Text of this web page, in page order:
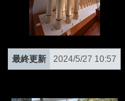
最終更新 2024/5/27 10:57